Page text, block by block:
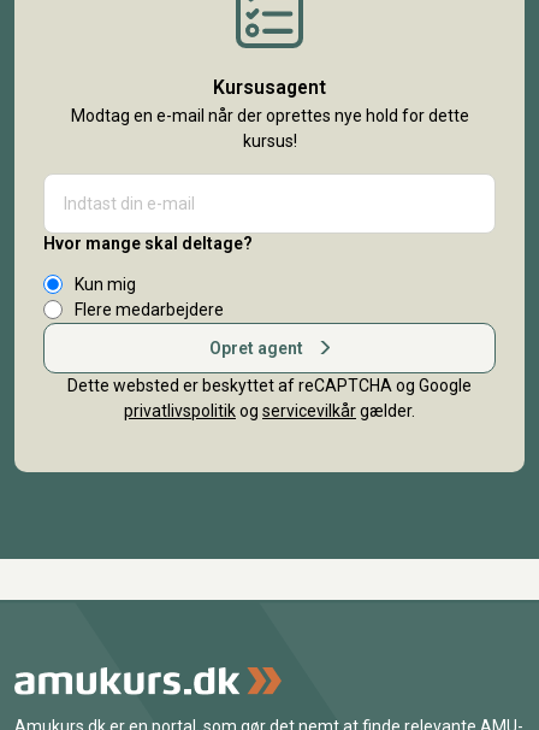
Kursusagent
Modtag en e-mail når der oprettes nye hold for dette
kursus!
Hvor mange skal deltage?
Kun mig
Flere medarbejdere
Opret agent
Dette websted er beskyttet af reCAPTCHA og Google
privatlivspolitikog servicevilkårgælder.